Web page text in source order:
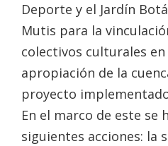
Deporte y el Jardín
Mutis para la
colectivos culturales
apropiación de la
proyecto
En el marco de este se
siguientes acciones: la